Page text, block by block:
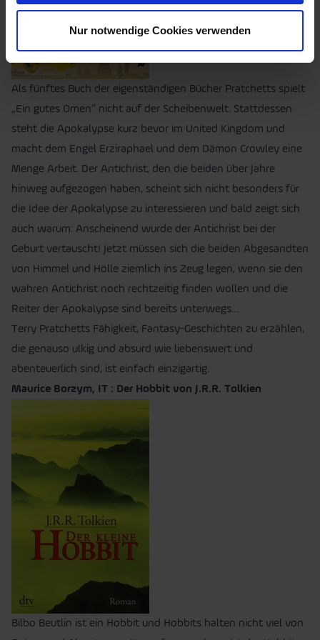
Nur notwendige Cookies verwenden
Als fünftes Buch der eigenständigen Bücher Pratchetts spielt
„Ein gutes Omen“ nicht auf der Scheibenwelt. Stattdessen
steht die Apokalypse kurz bevor im United Kingdom und
macht dem Engel Erziraphael und dem Dämon Crowley eine
Menge Arbeit. Der Antichrist, den die beiden über Jahre
hinweg aufgezogen haben, scheint sich nicht besonders für
die Idee der Apokalypse zu interessieren und bald zeigt sich
auch warum: Anscheinend wurde der Antichrist bei der
Geburt vertauscht! Jetzt müssen sich die beiden Abgesandten
von Himmel und Hölle ziemlich ins Zeug legen, wenn sie den
wahren Antichrist noch rechtzeitig finden wollen und die
Reiter der Apokalypse sind bereits unterwegs…
Terry Pratchetts Fähigkeit, Fantasy-Geschichten zu erzählen,
die genauso ulkig und absurd wie liebenswert und
abenteuerlich sind, ist einfach einzigartig.
Maurice Borzym, IT : Der Hobbit von J.R.R. Tolkien
Bilbo Beutlin ist ein Hobbit und Hobbits halten nicht viel von